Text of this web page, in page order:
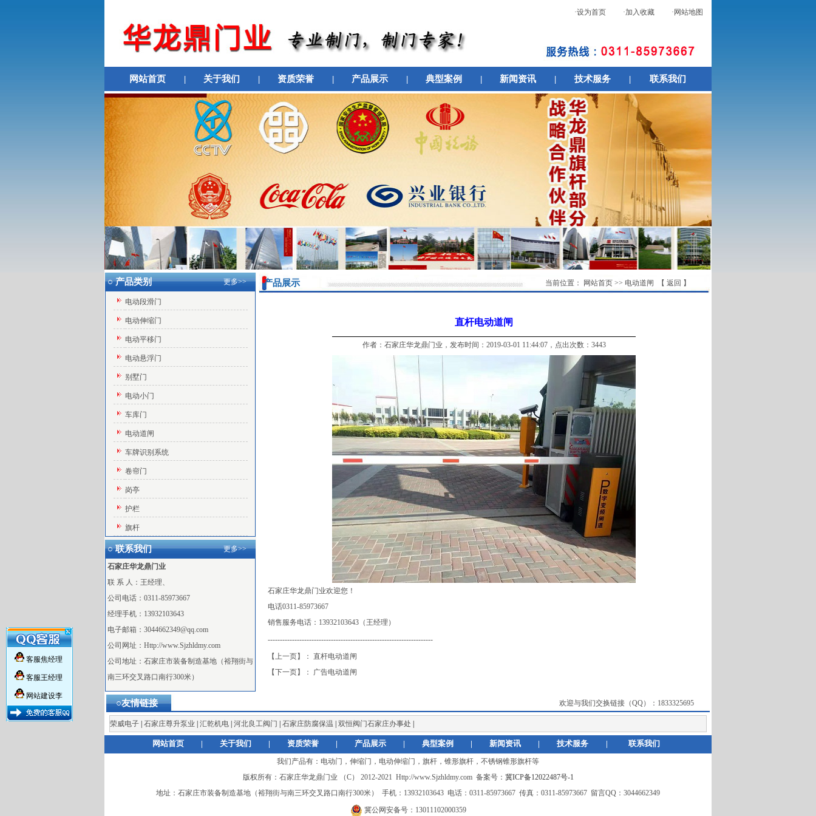
×
客服焦经理
客服王经理
网站建设李
·设为首页 ·加入收藏 ·网站地图
网站首页 | 关于我们 | 资质荣誉 | 产品展示 | 典型案例 | 新闻资讯 | 技术服务 | 联系我们
○ 产品类别 更多>>
电动段滑门
电动伸缩门
电动平移门
电动悬浮门
别墅门
电动小门
车库门
电动道闸
车牌识别系统
卷帘门
岗亭
护栏
旗杆
○ 联系我们 更多>>
石家庄华龙鼎门业
联 系 人：王经理、
公司电话：0311-85973667
经理手机：13932103643
电子邮箱：3044662349@qq.com
公司网址：Http://www.Sjzhldmy.com
公司地址：石家庄市装备制造基地（裕翔街与
南三环交叉路口南行300米）
产品展示 当前位置： 网站首页 >> 电动道闸 【 返回 】
直杆电动道闸
作者：石家庄华龙鼎门业，发布时间：2019-03-01 11:44:07，点出次数：3443
石家庄华龙鼎门业欢迎您！
电话0311-85973667
销售服务电话：13932103643（王经理）
--------------------------------------------------------------------
【上一页】： 直杆电动道闸
【下一页】： 广告电动道闸
○友情链接 欢迎与我们交换链接（QQ）： 1833325695
荣威电子 石家庄尊升泵业 汇乾机电 河北良工阀门 石家庄防腐保温 双恒阀门石家庄办事处
网站首页 | 关于我们 | 资质荣誉 | 产品展示 | 典型案例 | 新闻资讯 | 技术服务 | 联系我们
我们产品有： 电动门，伸缩门，电动伸缩门，旗杆，锥形旗杆，不锈钢锥形旗杆等
版权所有：石家庄华龙鼎门业 （C） 2012-2021 Http://www.Sjzhldmy.com 备案号： 冀ICP备12022487号-1
地址：石家庄市装备制造基地（裕翔街与南三环交叉路口南行300米） 手机：13932103643 电话：0311-85973667 传真：0311-85973667 留言QQ：3044662349
冀公网安备号：13011102000359